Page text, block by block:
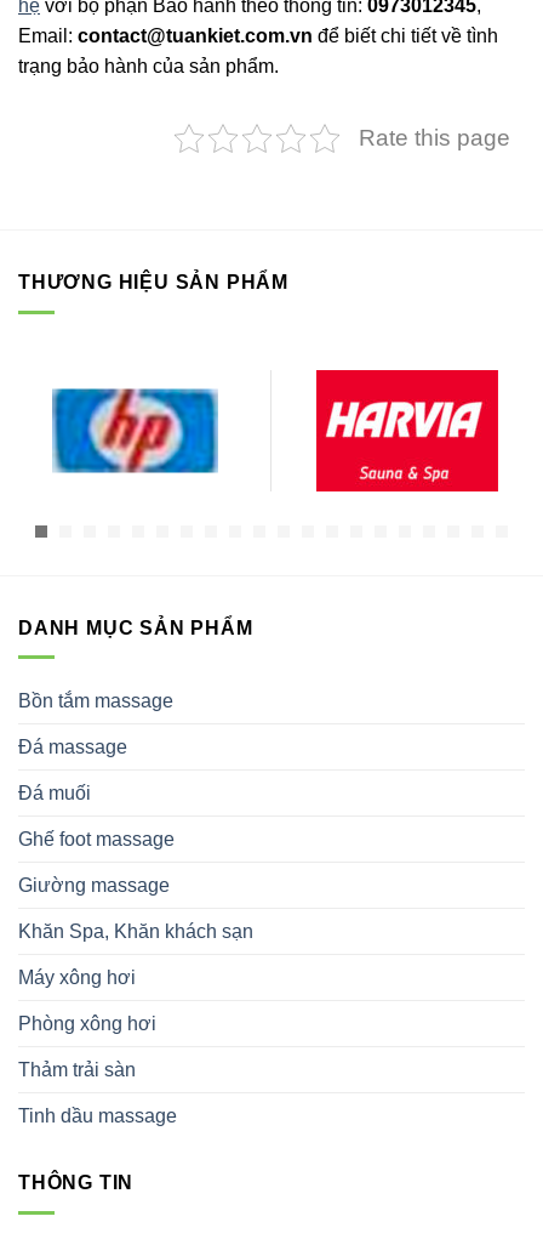
hệ với bộ phận Bảo hành theo thông tin: 0973012345,
Email: contact@tuankiet.com.vn để biết chi tiết về tình
trạng bảo hành của sản phẩm.
Rate this page
THƯƠNG HIỆU SẢN PHẨM
DANH MỤC SẢN PHẨM
Bồn tắm massage
Đá massage
Đá muối
Ghế foot massage
Giường massage
Khăn Spa, Khăn khách sạn
Máy xông hơi
Phòng xông hơi
Thảm trải sàn
Tinh dầu massage
THÔNG TIN